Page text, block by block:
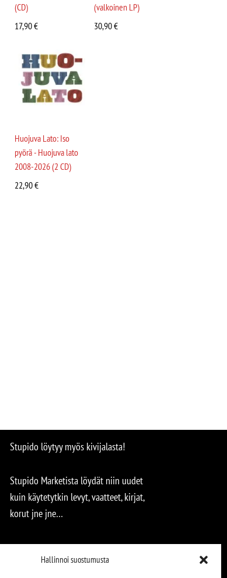
Hallinnoi suostumusta
(CD)
17,90€
(valkoinen LP)
30,90€
Huojuva Lato: Iso
pyörä - Huojuva lato
2008-2026 (2 CD)
22,90€
Stupido löytyy myös kivijalasta!
Stupido Marketista löydät niin uudet
kuin käytetytkin levyt, vaatteet, kirjat,
korut jne jne…